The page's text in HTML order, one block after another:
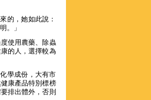
的，她如此說：
。」
使用農藥、除蟲
的人，選擇較為
學成份，大有市
康產品特別標榜
排出體外，否則